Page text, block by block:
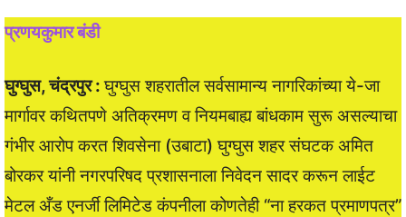
प्रणयकुमार बंडी
घुग्घुस, चंद्रपुर :घुग्घुस शहरातील सर्वसामान्य नागरिकांच्या ये-जा
मार्गावर कथितपणे अतिक्रमण व नियमबाह्य बांधकाम सुरू असल्याचा
गंभीर आरोप करत शिवसेना (उबाटा) घुग्घुस शहर संघटक अमित
बोरकर यांनी नगरपरिषद प्रशासनाला निवेदन सादर करून लाईट
मेटल अँड एनर्जी लिमिटेड कंपनीला कोणतेही “ना हरकत प्रमाणपत्र”